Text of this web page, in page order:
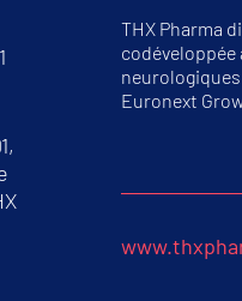
THX Pharma
codéveloppée
Euronext